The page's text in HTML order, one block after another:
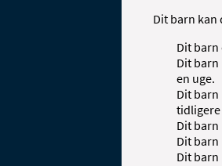
Dit barn kan
Dit barn
Dit
en uge.
Dit barn
tidligere
Dit barn
Dit
Dit